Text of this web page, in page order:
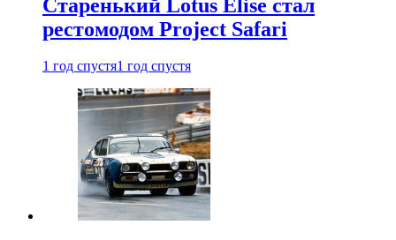
Старенький Lotus Elise стал
рестомодом Project Safari
1 год спустя1 год спустя